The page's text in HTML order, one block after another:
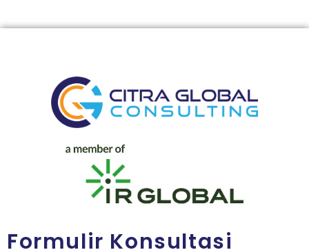
Formulir Konsultasi